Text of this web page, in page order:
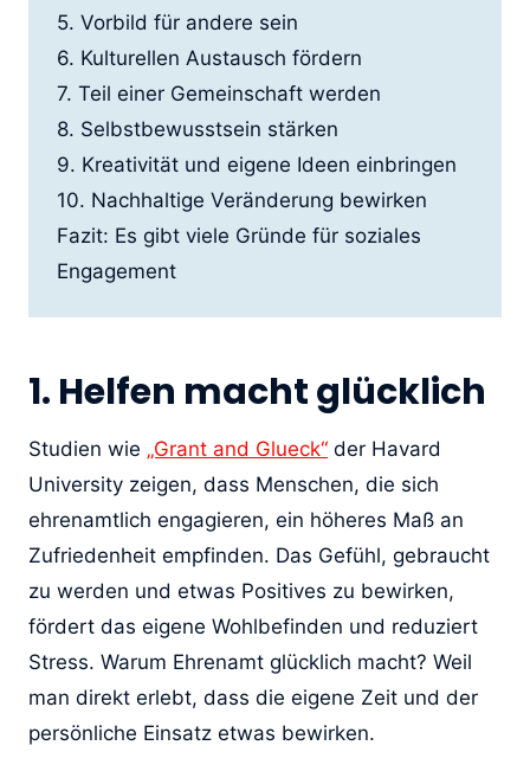
5. Vorbild für andere sein
6. Kulturellen Austausch fördern
7. Teil einer Gemeinschaft werden
8. Selbstbewusstsein stärken
9. Kreativität und eigene Ideen einbringen
10. Nachhaltige Veränderung bewirken
Fazit: Es gibt viele Gründe für soziales
Engagement
1. Helfen macht glücklich
Studien wie „Grant and Glueck“ der Havard
University zeigen, dass Menschen, die sich
ehrenamtlich engagieren, ein höheres Maß an
Zufriedenheit empfinden. Das Gefühl, gebraucht
zu werden und etwas Positives zu bewirken,
fördert das eigene Wohlbefinden und reduziert
Stress. Warum Ehrenamt glücklich macht? Weil
man direkt erlebt, dass die eigene Zeit und der
persönliche Einsatz etwas bewirken.